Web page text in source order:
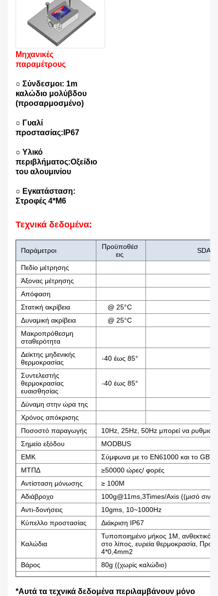
Μηχανικές
παραμέτρους
○ Σύνδεσμοι: 1m
καλώδιο μολύβδου
(προσαρμοσμένο)
○ Γυαλί
προστασίας:IP67
○ Υλικό
περιβλήματος:Οξείδιο
του αλουμινίου
○ Εγκατάσταση:
Στροφές 4*M6
Τεχνικά δεδομένα:
Παράμετροι
Προϋποθέσ
εις
Πεδίο μέτρησης
Άξονας μέτρησης
Απόφαση
Στατική ακρίβεια
@ 25°C
Δυναμική ακρίβεια
@ 25°C
Μακροπρόθεσμη
σταθερότητα
Δείκτης μηδενικής
θερμοκρασίας
-40 έως 85°
Συντελεστής
θερμοκρασίας
ευαισθησίας
-40 έως 85°
Δύναμη στην ώρα της
Χρόνος απόκρισης
Ποσοστό παραγωγής
10Hz, 25Hz, 50Hz μπορεί να
Σημείο εξόδου
MODBUS
ΕΜΚ
Σύμφωνα με το EN61000 και το
ΜΤΠΔ
≥50000 ώρες/ φορές
Αντίσταση μόνωσης
≥ 100M
Αδιάβροχο
100g@11ms,3Times/Axis ((μισό
Αντι-δονήσεις
10gms, 10~1000Hz
Κύπελλο προστασίας
Διάκριση IP67
Καλώδια
Τυποποιημένο μήκος 1M, ανθεκτικό
στο λίπος, ευρεία θερμοκρασία,
4*0,4mm2
Βάρος
80g ((χωρίς καλώδιο)
*Αυτά τα τεχνικά δεδομένα περιλαμβάνουν μόνο